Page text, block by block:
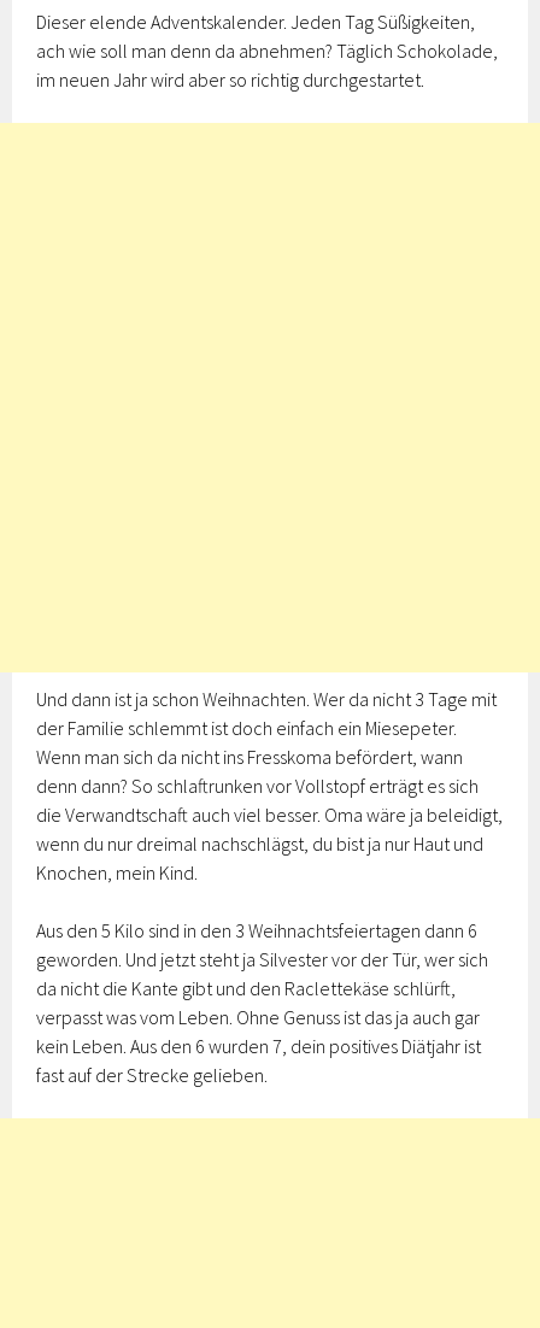
Dieser elende Adventskalender. Jeden Tag Süßigkeiten,
ach wie soll man denn da abnehmen? Täglich Schokolade,
im neuen Jahr wird aber so richtig durchgestartet.
Und dann ist ja schon Weihnachten. Wer da nicht 3 Tage mit
der Familie schlemmt ist doch einfach ein Miesepeter.
Wenn man sich da nicht ins Fresskoma befördert, wann
denn dann? So schlaftrunken vor Vollstopf erträgt es sich
die Verwandtschaft auch viel besser. Oma wäre ja beleidigt,
wenn du nur dreimal nachschlägst, du bist ja nur Haut und
Knochen, mein Kind.
Aus den 5 Kilo sind in den 3 Weihnachtsfeiertagen dann 6
geworden. Und jetzt steht ja Silvester vor der Tür, wer sich
da nicht die Kante gibt und den Raclettekäse schlürft,
verpasst was vom Leben. Ohne Genuss ist das ja auch gar
kein Leben. Aus den 6 wurden 7, dein positives Diätjahr ist
fast auf der Strecke gelieben.